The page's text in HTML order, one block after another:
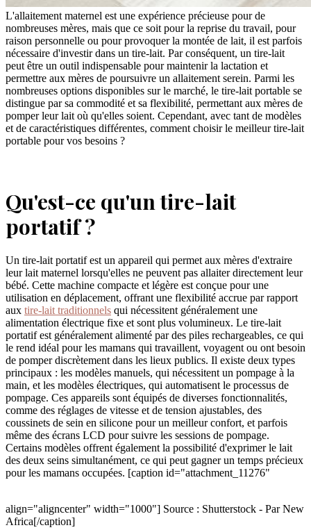
L'allaitement maternel est une expérience précieuse pour de
nombreuses mères, mais que ce soit pour la reprise du travail, pour
raison personnelle ou pour provoquer la montée de lait, il est parfois
nécessaire d'investir dans un tire-lait. Par conséquent, un tire-lait
peut être un outil indispensable pour maintenir la lactation et
permettre aux mères de poursuivre un allaitement serein. Parmi les
nombreuses options disponibles sur le marché, le tire-lait portable se
distingue par sa commodité et sa flexibilité, permettant aux mères de
pomper leur lait où qu'elles soient. Cependant, avec tant de modèles
et de caractéristiques différentes, comment choisir le meilleur tire-lait
portable pour vos besoins ?
Qu'est-ce qu'un tire-lait
portatif ?
Un tire-lait portatif est un appareil qui permet aux mères d'extraire
leur lait maternel lorsqu'elles ne peuvent pas allaiter directement leur
bébé. Cette machine compacte et légère est conçue pour une
utilisation en déplacement, offrant une flexibilité accrue par rapport
aux tire-lait traditionnels qui nécessitent généralement une
alimentation électrique fixe et sont plus volumineux. Le tire-lait
portatif est généralement alimenté par des piles rechargeables, ce qui
le rend idéal pour les mamans qui travaillent, voyagent ou ont besoin
de pomper discrètement dans les lieux publics. Il existe deux types
principaux : les modèles manuels, qui nécessitent un pompage à la
main, et les modèles électriques, qui automatisent le processus de
pompage. Ces appareils sont équipés de diverses fonctionnalités,
comme des réglages de vitesse et de tension ajustables, des
coussinets de sein en silicone pour un meilleur confort, et parfois
même des écrans LCD pour suivre les sessions de pompage.
Certains modèles offrent également la possibilité d'exprimer le lait
des deux seins simultanément, ce qui peut gagner un temps précieux
pour les mamans occupées. [caption id="attachment_11276"
align="aligncenter" width="1000"] Source : Shutterstock - Par New
Africa[/caption]